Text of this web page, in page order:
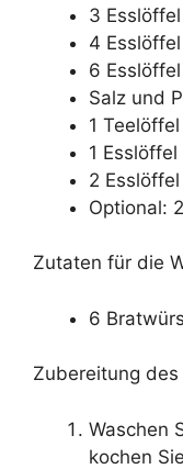
3
4
6
Salz und
1
1
2
Optional:
Zutaten für die
6
Zubereitung
Waschen
kochen